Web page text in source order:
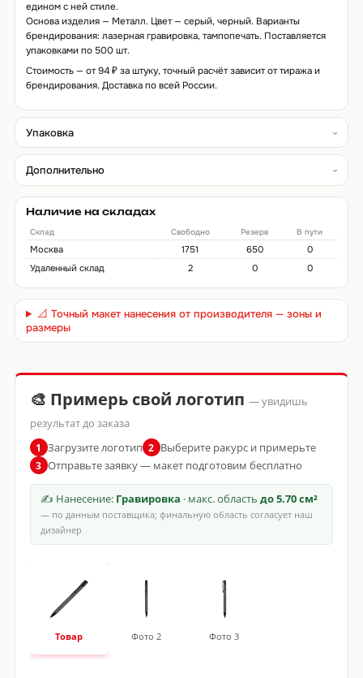
едином с ней стиле.
Основа изделия — Металл. Цвет — серый, черный. Варианты
брендирования: лазерная гравировка, тампопечать. Поставляется
упаковками по 500 шт.
Стоимость — от 94 ₽ за штуку, точный расчёт зависит от тиража и
брендирования. Доставка по всей России.
Упаковка
Дополнительно
Наличие на складах
Склад Свободно Резерв В пути
Москва 1751 650
0
Удаленный склад
2 0 0
📐 Точный макет нанесения от производителя — зоны и
размеры
🎨 Примерь свой логотип — увидишь
результат до заказа
1 Загрузите логотип 2 Выберите ракурс и примерьте
3 Отправьте заявку — макет подготовим бесплатно
✍ Нанесение: Гравировка · макс. область до 5.70 см²
— по данным поставщика; финальную область согласует наш
дизайнер
Товар Фото 2 Фото 3